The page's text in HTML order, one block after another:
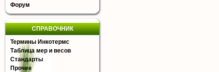
Форум
СПРАВОЧНИК
Термины Инкотермс
Таблица мер и весов
Стандарты
Прочее